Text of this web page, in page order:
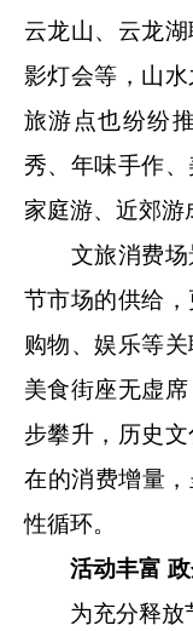
云龙山、云龙
影灯会等，山
旅游点也纷纷
秀、年味手作、
家庭游、近郊游
文旅消费场
节市场的供给，
购物、娱乐等关
美食街座无虚
步攀升，历史
在的消费增量
性循环。
活动丰富
为充分释放节